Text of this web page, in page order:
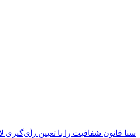
سنا قانون شفافیت را با تعیین رأی‌گیری